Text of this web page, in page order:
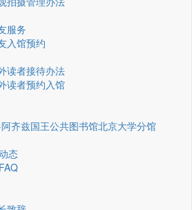
服务
入馆预约
读者接待办法
读者预约入馆
阿齐兹国王公共图书馆北京大学分馆
态